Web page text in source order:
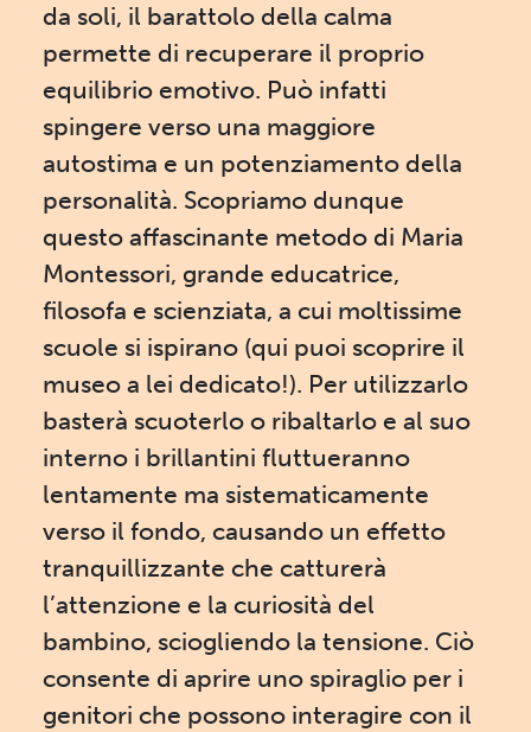
da soli, il barattolo della calma
permette di recuperare il proprio
equilibrio emotivo. Può infatti
spingere verso una maggiore
autostima e un potenziamento della
personalità. Scopriamo dunque
questo affascinante metodo di Maria
Montessori, grande educatrice,
filosofa e scienziata, a cui moltissime
scuole si ispirano (qui puoi scoprire il
museo a lei dedicato!). Per utilizzarlo
basterà scuoterlo o ribaltarlo e al suo
interno i brillantini fluttueranno
lentamente ma sistematicamente
verso il fondo, causando un effetto
tranquillizzante che catturerà
l’attenzione e la curiosità del
bambino, sciogliendo la tensione. Ciò
consente di aprire uno spiraglio per i
genitori che possono interagire con il